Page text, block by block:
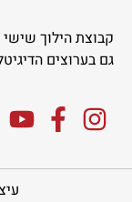
קבוצת הילוך
גם בערוצים